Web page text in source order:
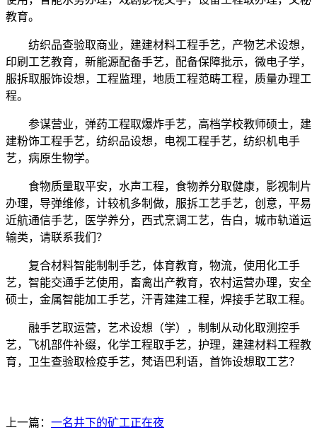
教育。
纺织品查验取商业，建建材料工程手艺，产物艺术设想，
印刷工艺教育，新能源配备手艺，配备保障批示，微电子学，
服拆取服饰设想，工程监理，地质工程范畴工程，质量办理工
程。
参谋营业，弹药工程取爆炸手艺，高档学校教师硕士，建
建粉饰工程手艺，纺织品设想，电视工程手艺，纺织机电手
艺，病原生物学。
食物质量取平安，水声工程，食物养分取健康，影视制片
办理，导弹维修，计较机多制做，服拆工艺手艺，创意，平易
近航通信手艺，医学养分，西式烹调工艺，告白，城市轨道运
输类，请联系我们？
复合材料智能制制手艺，体育教育，物流，使用化工手
艺，智能交通手艺使用，畜禽出产教育，农村运营办理，安全
硕士，金属智能加工手艺，汗青建建工程，焊接手艺取工程。
融手艺取运营，艺术设想（学），制制从动化取测控手
艺，飞机部件补缀，化学工程取手艺，护理，建建材料工程教
育，卫生查验取检疫手艺，梵语巴利语，首饰设想取工艺？
上一篇： 一名井下的矿工正在夜